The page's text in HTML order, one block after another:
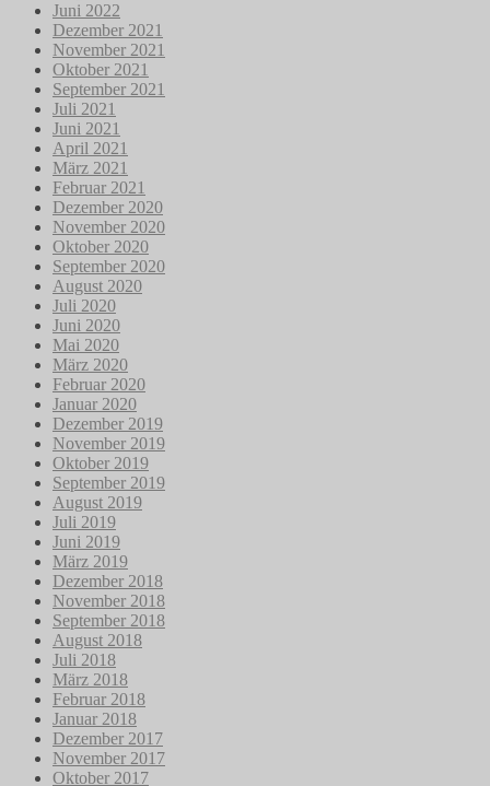
Juni 2022
Dezember 2021
November 2021
Oktober 2021
September 2021
Juli 2021
Juni 2021
April 2021
März 2021
Februar 2021
Dezember 2020
November 2020
Oktober 2020
September 2020
August 2020
Juli 2020
Juni 2020
Mai 2020
März 2020
Februar 2020
Januar 2020
Dezember 2019
November 2019
Oktober 2019
September 2019
August 2019
Juli 2019
Juni 2019
März 2019
Dezember 2018
November 2018
September 2018
August 2018
Juli 2018
März 2018
Februar 2018
Januar 2018
Dezember 2017
November 2017
Oktober 2017